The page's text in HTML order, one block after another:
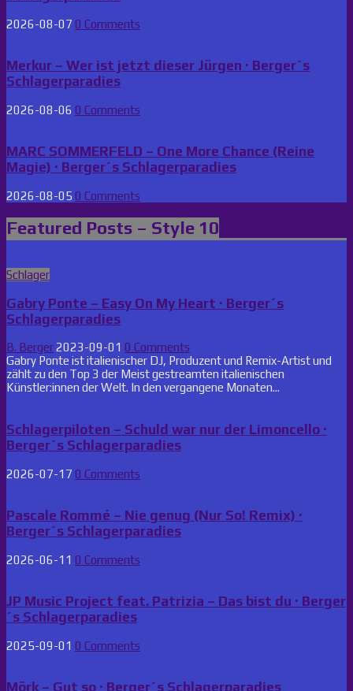
2026-08-07 0 Comments
Merkur – Wer ist jetzt dieser Jürgen · Berger´s
Schlagerparadies
2026-08-06 0 Comments
MARC SOMMERFELD – One More Chance (Reine
Magie) · Berger´s Schlagerparadies
2026-08-05 0 Comments
Featured Posts – Style 10
Posted
Schlager
Gabry Ponte – Easy On My Heart · Berger´s
Schlagerparadies
B. Berger2023-09-01 0 Comments
Gabry Ponte ist italienischer DJ, Produzent und Remix-Artist und
zählt zu den Top 3 der Meist gestreamten italienischen
Künstler:innen der Welt. In den vergangene Monaten...
Schlagerpiloten – Schuld war nur der Limoncello ·
Berger´s Schlagerparadies
2026-07-17 0 Comments
Pascale Rommé – Nie genug (Nur So! Remix) ·
Berger´s Schlagerparadies
2026-06-11 0 Comments
JP Music Project feat. Patrizia – Das bist du · Berger
´s Schlagerparadies
2025-09-01 0 Comments
Mörk – Gut so · Berger´s Schlagerparadies